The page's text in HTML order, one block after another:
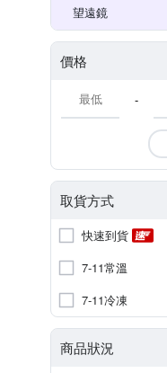
望遠鏡
價格
-
取貨方式
快速到貨
7-11常溫
7-11冷凍
商品狀況